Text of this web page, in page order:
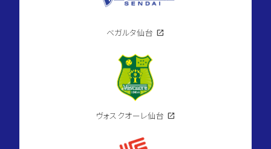
ベガルタ仙台 open_in_new
ヴォスクオーレ仙台 open_in_new